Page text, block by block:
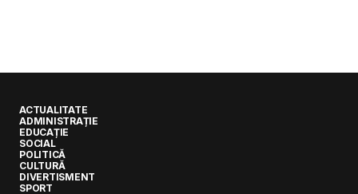
ACTUALITATE
ADMINISTRAȚIE
EDUCAȚIE
SOCIAL
POLITICĂ
CULTURĂ
DIVERTISMENT
SPORT